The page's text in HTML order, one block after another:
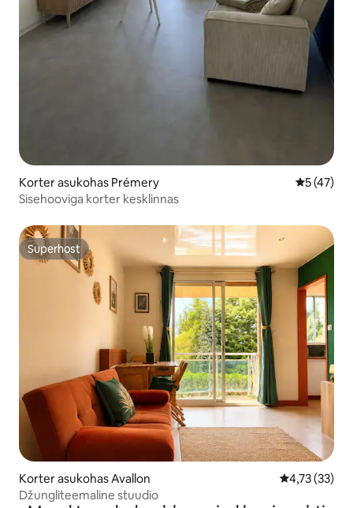
Korter asukohas Prémery Keskmine
5 (47)
Sisehooviga korter kesklinnas
Superhost
Superhost
Korter asukohas Avallon Keskmine
4,73 (33)
Džungliteemaline stuudio